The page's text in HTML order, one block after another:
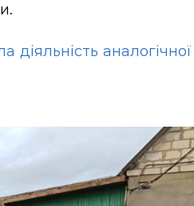
діяльність